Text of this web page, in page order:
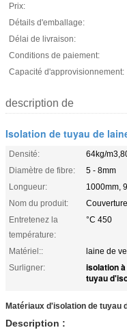
Prix:
Détails d'emballage:
Délai de livraison:
Conditions de paiement:
Capacité d'approvisionnement:
description de
Isolation de tuyau de
Densité:
64kg/
Diamètre de fibre:
5 - 8mm
Longueur:
1000mm,
Nom du produit:
Entretenez la
température:
°C 450
Matériel::
laine de
Surligner:
isolation
tuyau
Matériaux d'isolation de tuyau
Description :